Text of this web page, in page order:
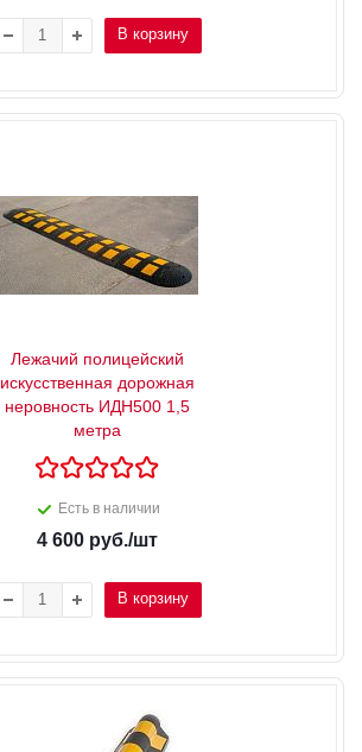
В корзину
Лежачий полицейский
искусственная дорожная
неровность ИДН500 1,5
метра
Есть в наличии
4 600руб./шт
В корзину